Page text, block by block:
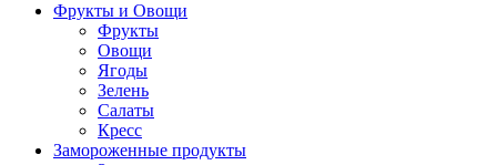
Фрукты и Овощи
Фрукты
Овощи
Ягоды
Зелень
Салаты
Кресс
Замороженные продукты